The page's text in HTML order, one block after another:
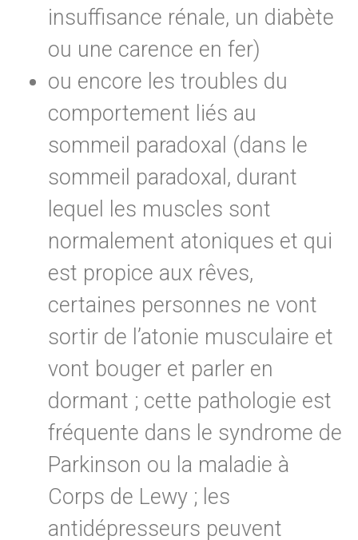
insuffisance rénale, un diabète
ou une carence en fer)
ou encore les troubles du
comportement liés au
sommeil paradoxal (dans le
sommeil paradoxal, durant
lequel les muscles sont
normalement atoniques et qui
est propice aux rêves,
certaines personnes ne vont
sortir de l’atonie musculaire et
vont bouger et parler en
dormant ; cette pathologie est
fréquente dans le syndrome de
Parkinson ou la maladie à
Corps de Lewy ; les
antidépresseurs peuvent